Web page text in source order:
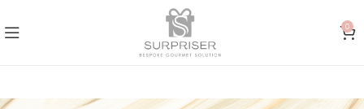
0